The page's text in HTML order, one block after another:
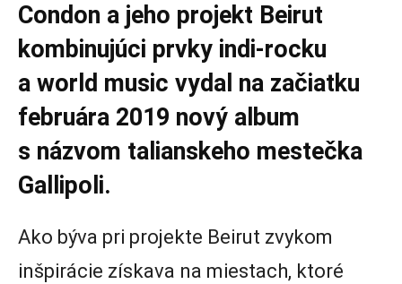
Condon a jeho projekt Beirut
kombinujúci prvky indi-rocku
a world music vydal na začiatku
februára 2019 nový album
s názvom talianskeho mestečka
Gallipoli.
Ako býva pri projekte Beirut zvykom
inšpirácie získava na miestach, ktoré